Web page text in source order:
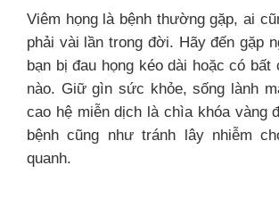
Viêm họng là bệnh thường gặp, ai
phải vài lần trong đời. Hãy đến gặp
bạn bị đau họng kéo dài hoặc có
nào. Giữ gìn sức khỏe, sống lành
cao hệ miễn dịch là chìa khóa vàng
bệnh cũng như tránh lây nhiễm
quanh.